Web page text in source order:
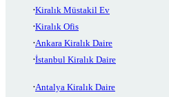
Kiralık Müstakil Ev
Kiralık Ofis
Ankara Kiralık Daire
İstanbul Kiralık Daire
Antalya Kiralık Daire